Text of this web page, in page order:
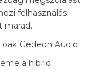
felhasználás
marad.
a hibrid